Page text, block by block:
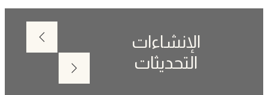
الإنشاءات
التحديثات
Next
Prev